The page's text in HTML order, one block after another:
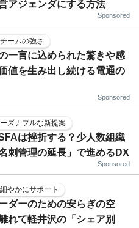
アジェンダにする方法
Sponsored
ームの強さ
一言に込められた驚きや感
値を生み出し続ける電通の
Sponsored
ズナブルな新提案
は挫折する？少人数組織
刺管理の延長」で進めるDX
Sponsored
やかにサポート
ダーのための安らぎの空
れて軽井沢の「シェア別